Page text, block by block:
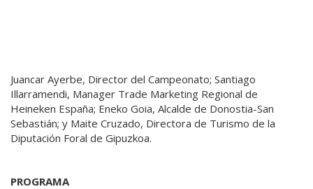
Juancar Ayerbe, Director del Campeonato; Santiago
Illarramendi, Manager Trade Marketing Regional de
Heineken España; Eneko Goia, Alcalde de Donostia-San
Sebastián; y Maite Cruzado, Directora de Turismo de la
Diputación Foral de Gipuzkoa.
PROGRAMA